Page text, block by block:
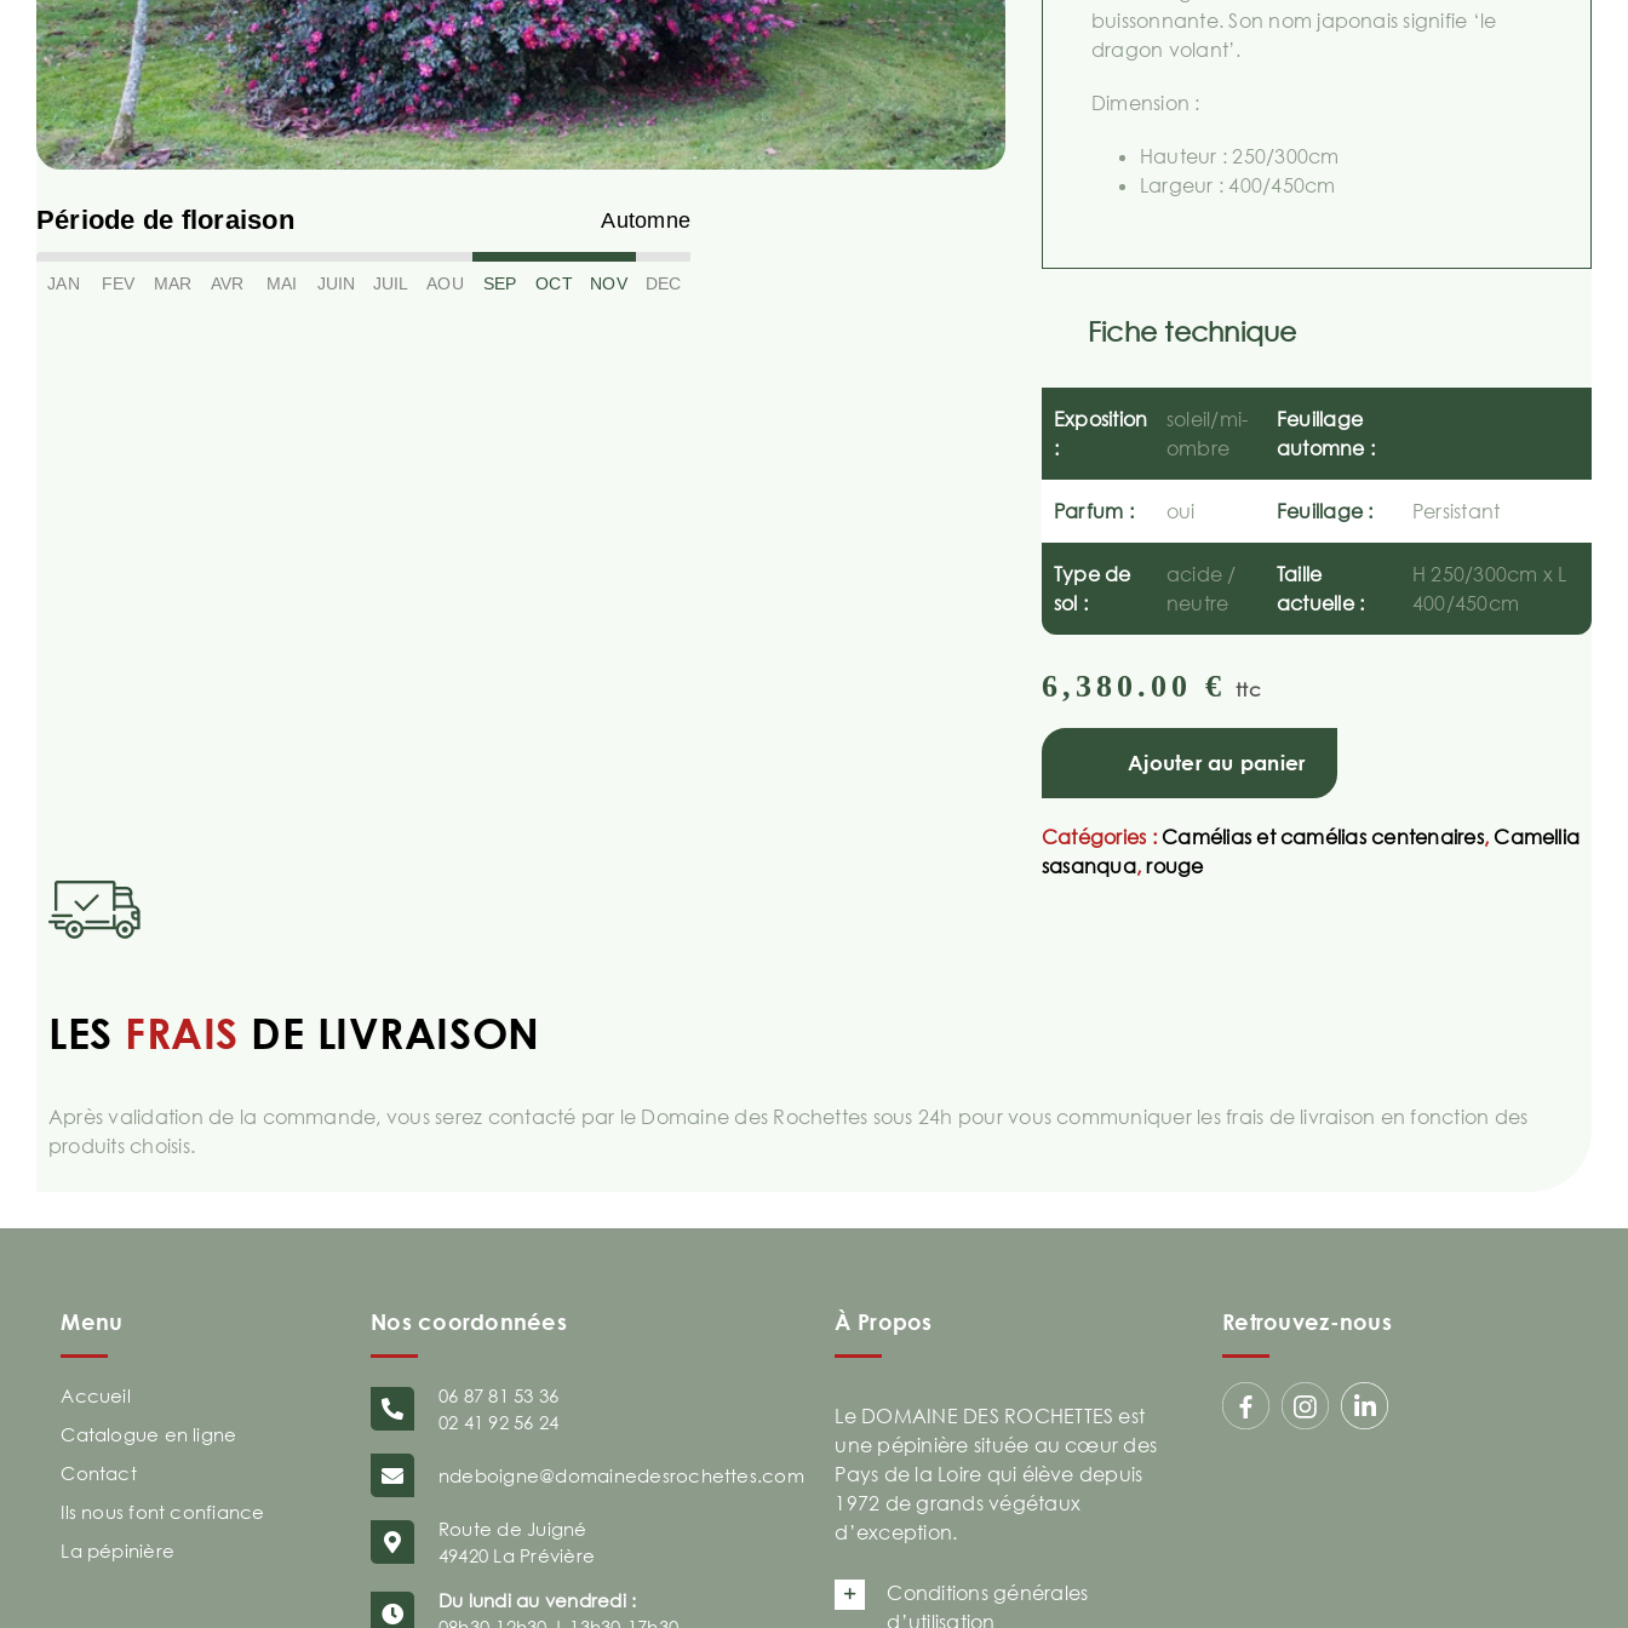
Période de floraison Automne
JAN FEV MAR AVR MAI JUIN JUIL AOU SEP OCT NOV DEC
buissonnante. Son nom japonais signifie ‘le
dragon volant’.
Dimension :
Hauteur : 250/300cm
Largeur : 400/450cm
Fiche technique
Exposition
:
soleil/mi-
ombre
Feuillage
automne :
Parfum : oui Feuillage : Persistant
Type de
sol :
acide /
neutre
Taille
actuelle :
H 250/300cm x L
400/450cm
6,380.00 € ttc
Ajouter au panier
Catégories :Camélias et camélias centenaires,Camellia
sasanqua,rouge
LES FRAIS DE LIVRAISON
Après validation de la commande, vous serez contacté par le Domaine des Rochettes sous 24h pour vous communiquer les frais de livraison en fonction des
produits choisis.
Menu
Accueil
Catalogue en ligne
Contact
Ils nous font confiance
La pépinière
Nos coordonnées
06 87 81 53 36
02 41 92 56 24
ndeboigne@domainedesrochettes.com
Route de Juigné
49420 La Prévière
Du lundi au vendredi :
À Propos
Le DOMAINE DES ROCHETTES est
une pépinière située au cœur des
Pays de la Loire qui élève depuis
1972 de grands végétaux
d’exception.
Conditions générales
d’utilisation
Retrouvez-nous